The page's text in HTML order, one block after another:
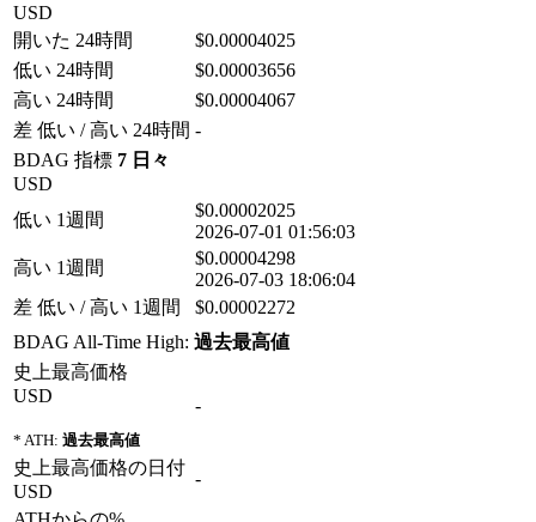
USD
開いた 24時間
$0.00004025
低い 24時間
$0.00003656
高い 24時間
$0.00004067
差 低い / 高い 24時間 -
BDAG 指標 7 日々
USD
低い 1週間
$0.00002025
2026-07-01 01:56:03
高い 1週間
$0.00004298
2026-07-03 18:06:04
差 低い / 高い 1週間
$0.00002272
BDAG All-Time High: 過去最高値
史上最高価格
USD
* ATH: 過去最高値
-
史上最高価格の日付
USD
-